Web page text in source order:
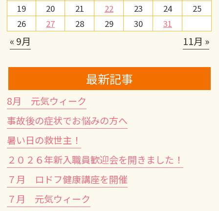
19
20 21 22 23 24
25
26
27 28 29 30 31
« 9月 11月 »
最新記事
8月 元気ウィーク
事故後の症状でお悩みの方へ
暑い日の救世主！
２０２６年新入職員歓迎会を開きました！
７月 ロドフ健康講座を開催
７月 元気ウィーク